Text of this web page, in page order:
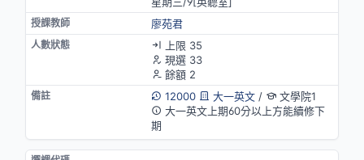
廖苑君
上限 35
現選 33
餘額 2
12000
大一英文/
文學院1
大一英文上期60分以上方能續修下
期